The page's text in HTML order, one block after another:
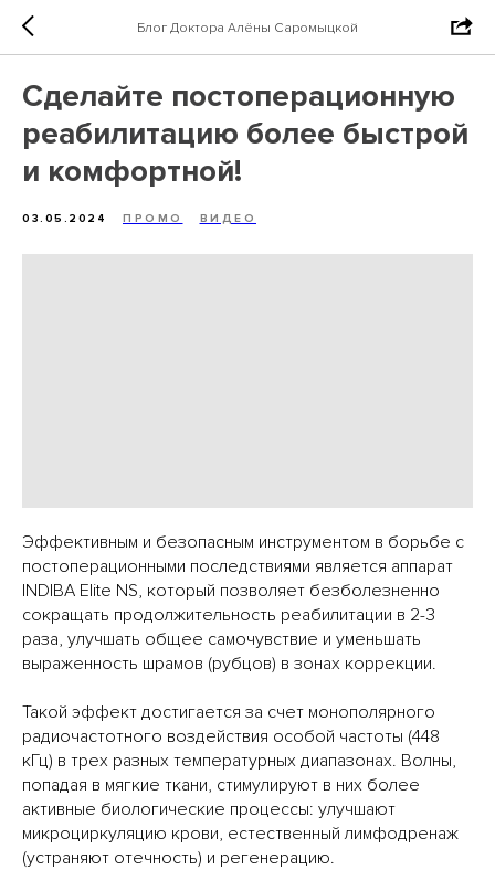
Блог Доктора Алёны Саромыцкой
Сделайте постоперационную
реабилитацию более быстрой
и комфортной!
03.05.2024 ПРОМО ВИДЕО
Эффективным и безопасным инструментом в борьбе с
постоперационными последствиями является аппарат
INDIBA Elite NS, который позволяет безболезненно
сокращать продолжительность реабилитации в 2-3
раза, улучшать общее самочувствие и уменьшать
выраженность шрамов (рубцов) в зонах коррекции.
Такой эффект достигается за счет монополярного
радиочастотного воздействия особой частоты (448
кГц) в трех разных температурных диапазонах. Волны,
попадая в мягкие ткани, стимулируют в них более
активные биологические процессы: улучшают
микроциркуляцию крови, естественный лимфодренаж
(устраняют отечность) и регенерацию.